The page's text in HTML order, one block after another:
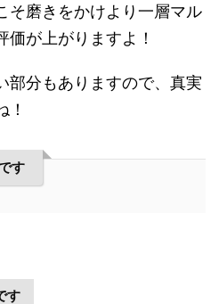
そ磨きをかけより一層マル
が上がりますよ！
部分もありますので、真実
！
す
す